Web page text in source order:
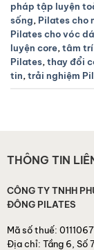
pháp tập luyện
sống, Pilates cho
Pilates cho vóc
luyện core,tâm trí
Pilates,thay đổi
tin,trải nghiệm
THÔNG TIN
CÔNG TY TNHH
ĐÔNG PILATES
Mã số thuế:
Địa chỉ: Tầng 6, Số